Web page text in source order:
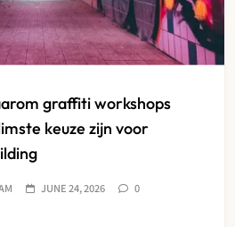
graffiti workshops
keuze zijn voor
JUNE 24, 2026
0